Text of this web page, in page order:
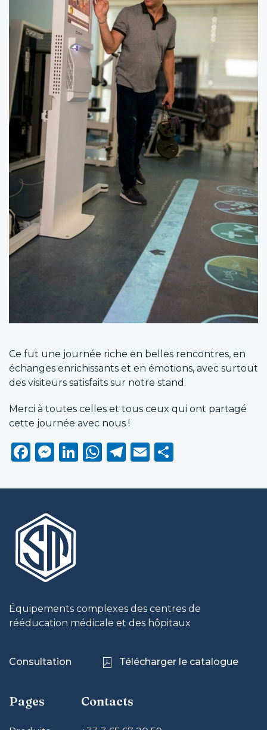
Ce fut une journée riche en belles rencontres, en
échanges enrichissants et en émotions, avec surtout
des visiteurs satisfaits sur notre stand.
Merci à toutes celles et tous ceux qui ont partagé
cette journée avec nous !
Facebook
Messenger
LinkedIn
WhatsApp
Telegram
Email
Équipements complexes des centres de
rééducation médicale et des hôpitaux
Consultation Télécharger le catalogue
Pages Contacts